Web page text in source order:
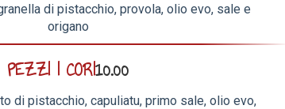
di pistacchio, provola, olio evo, sale e
origano
PEZZI I CORI10.00
di pistacchio, capuliatu, primo sale, olio evo,